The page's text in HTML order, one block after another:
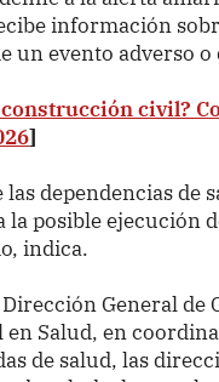
información
un evento adverso
civil?
]
dependencias de
posible ejecución
indica.
General de
en Salud, en
de salud, las